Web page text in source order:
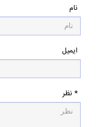
نام
ایمیل
* نظر